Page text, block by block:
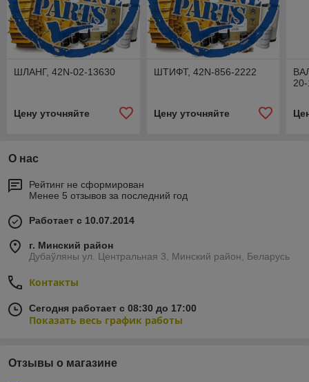
ШЛАНГ, 42N-02-13630
Цену уточняйте
ШТИФТ, 42N-856-2222
Цену уточняйте
О нас
Рейтинг не сформирован
Менее 5 отзывов за последний год
Работает с 10.07.2014
г. Минский район
Дубаўляны ул. Центральная 3, Минский район, Беларусь
Контакты
Сегодня работает с 08:30 до 17:00
Показать весь график работы
Отзывы о магазине